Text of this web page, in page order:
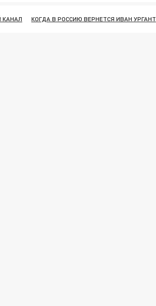
КАНАЛ КОГДА В РОССИЮ ВЕРНЕТСЯ ИВАН УРГАНТ